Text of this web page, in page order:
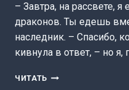
– Завтра, на рассвете,
драконов. Ты едешь
наследник. – Спасибо,
кивнула в ответ, – но
ЧИТАТЬ Я